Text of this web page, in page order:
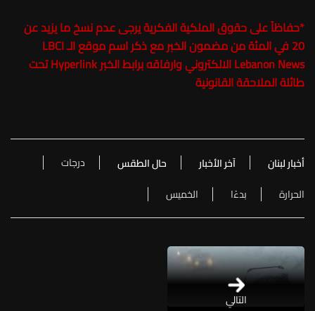
*حفاظاً على حقوق الملكية الفكرية يرجى عدم نسخ ما يزيد عن
20 في المئة من مضمون الخبر مع ذكر اسم موقع الـ
LBCI
Lebanon News
الالكتروني وارفاقه برابط الخبر Hyperlink تحت
طائلة الملاحقة القانونية
أخبار لبنان آخر الأخبار حال الطقس
درجات
الحرارة
بدءًا الخميس
التالي